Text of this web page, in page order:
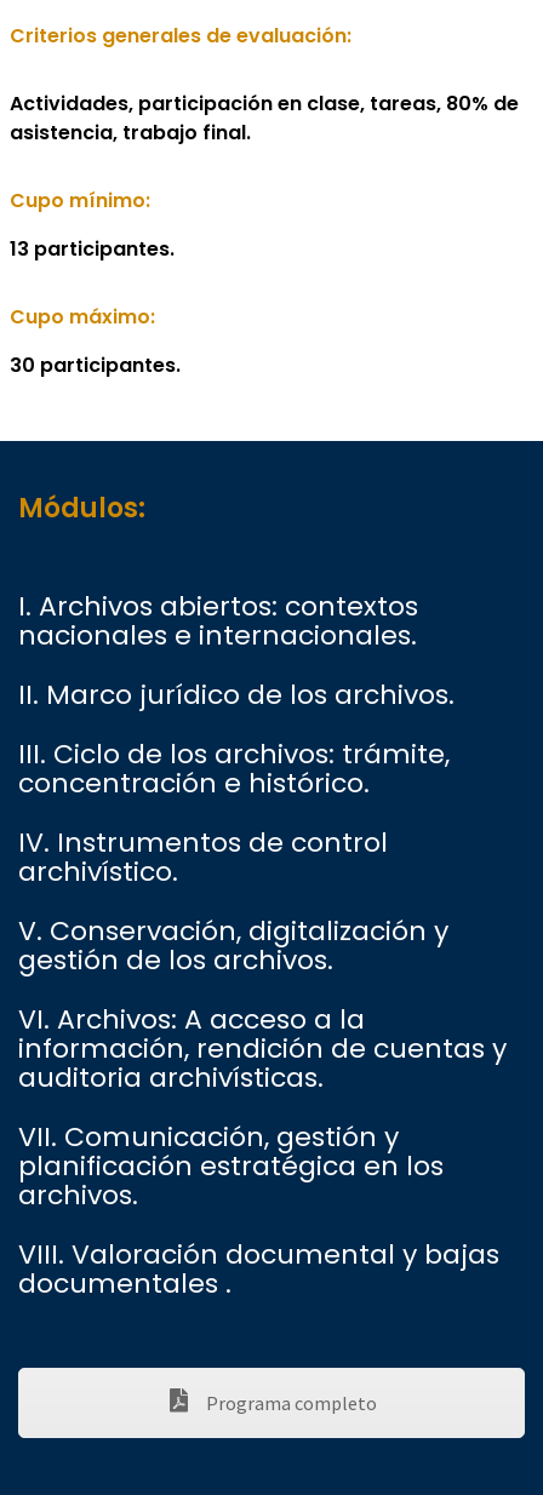
Criterios generales de evaluación:
Actividades, participación en clase, tareas, 80% de
asistencia, trabajo final.
Cupo mínimo:
13 participantes.
Cupo máximo:
30 participantes.
Módulos:
I. Archivos abiertos: contextos
nacionales e internacionales.
II. Marco jurídico de los archivos.
III. Ciclo de los archivos: trámite,
concentración e histórico.
IV. Instrumentos de control
archivístico.
V. Conservación, digitalización y
gestión de los archivos.
VI. Archivos: A acceso a la
información, rendición de cuentas y
auditoria archivísticas.
VII. Comunicación, gestión y
planificación estratégica en los
archivos.
VIII. Valoración documental y bajas
documentales .
Programa completo